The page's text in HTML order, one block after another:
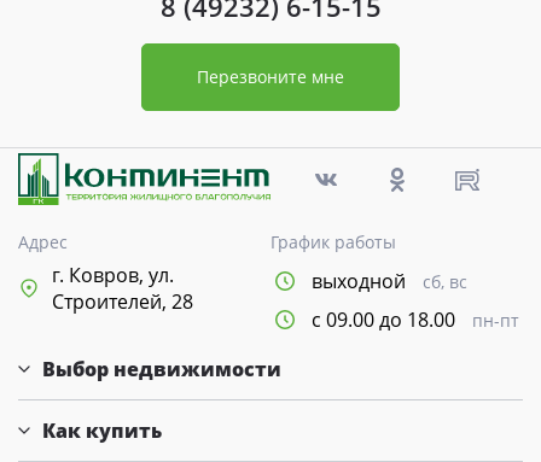
Перезвоните мне
Адрес
г. Ковров, ул.
Строителей, 28
График работы
выходной сб, вс
с 09.00 до 18.00 пн-пт
Выбор недвижимости
Как купить